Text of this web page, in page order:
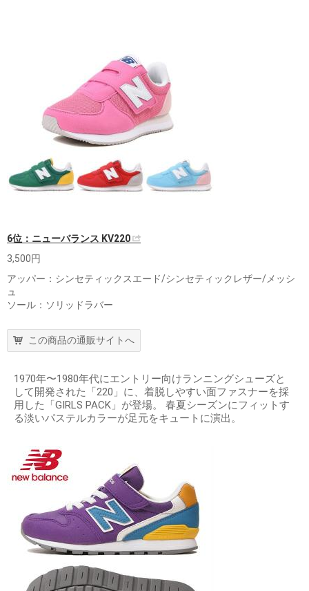
6位：ニューバランス KV220
3,500円
アッパー：シンセティックスエード/シンセティックレザー/メッシ
ュ
ソール：ソリッドラバー
この商品の通販サイトへ
1970年〜1980年代にエントリー向けランニングシューズと
して開発された「220」に、着脱しやすい面ファスナーを採
用した「GIRLS PACK」が登場。 春夏シーズンにフィットす
る淡いパステルカラーが足元をキュートに演出。